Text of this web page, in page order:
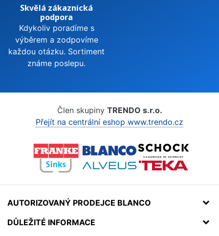
Skvělá zákaznická
podpora
Kdykoliv poradíme s
výběrem a zodpovíme
každou otázku. Sortiment
známe poslepu.
Člen skupiny TRENDO s.r.o.
Přejít na centrální eshop www.trendo.cz
AUTORIZOVANÝ PRODEJCE BLANCO
DŮLEŽITÉ INFORMACE